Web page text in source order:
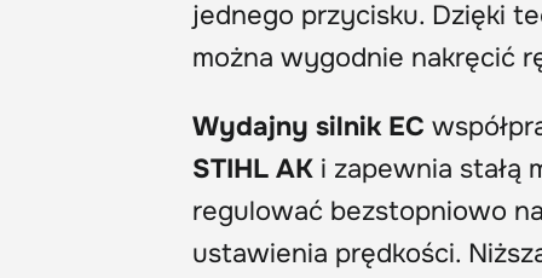
jednego przycisku. Dzięki
można wygodnie nakręcić
Wydajny silnik EC
STIHL AK i zapewnia stałą
regulować bezstopniowo
ustawienia prędkości.